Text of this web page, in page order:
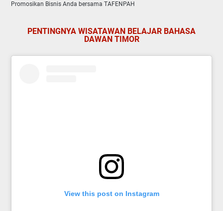
Promosikan Bisnis Anda bersama TAFENPAH
PENTINGNYA WISATAWAN BELAJAR BAHASA
DAWAN TIMOR
View this post on Instagram